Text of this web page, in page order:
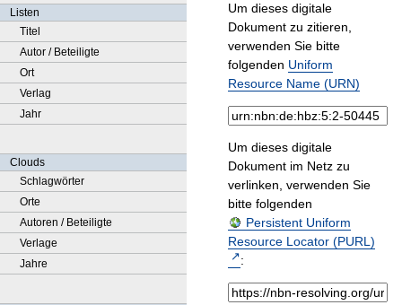
Listen
Titel
Autor / Beteiligte
Ort
Verlag
Jahr
Clouds
Schlagwörter
Orte
Autoren / Beteiligte
Verlage
Jahre
Um dieses digitale
Dokument zu zitieren,
verwenden Sie bitte
folgenden Uniform
Resource Name (URN)
Um dieses digitale
Dokument im Netz zu
verlinken, verwenden Sie
bitte folgenden
Persistent Uniform
Resource Locator (PURL)
: